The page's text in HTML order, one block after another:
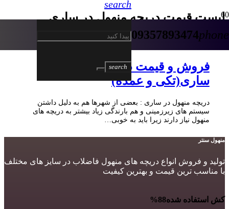
09357893474phone
search
search
لیست قیمت دریچه منهول در ساری
فروش و قیمت دریچه منهول در
ساری(تکی و عمده)
دریچه منهول در ساری : بعضی از شهرها هم به دلیل داشتن
سیستم های زیرزمینی و هم بارندگی زیاد بیشتر به دریچه های
منهول نیاز دارند زیرا باید به خوبی…
منهول سنتر
تولید و فروش انواع دریچه های منهول فاضلاب در سایز های مختلف
با مناسب ترین قیمت و بهترین کیفیت
کش استفاده شده88%